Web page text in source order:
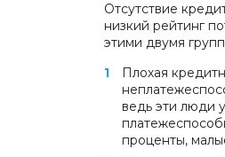
Отсутствие
низкий рейтинг
этими двумя
Плохая
ведь эти люди
проценты,